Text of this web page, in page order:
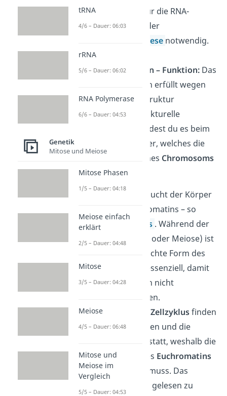
beispielsweise für die RNA-
Polymerase bei der
Proteinbiosynthese notwendig.
Heterochromatin – Funktion: Das
Heterochromatin erfüllt wegen
seiner starren Struktur
größtenteils strukturelle
Aufgaben. So findest du es beim
Centromer wieder, welches die
eines Chromosoms
zusammenhält.
Je nach Situation braucht der Körper
beide Arten des Chromatins – so
auch beim
Zellzyklus . Während der
Kernteilung (Mitose oder Meiose) ist
die kompakte und dichte Form des
Heterochromatins
essenziell, damit
die DNA-Stränge sich nicht
ineinander verstricken.
In derG1-Phase des Zellzyklusfinden
Reparaturmaßnahmen und die
Proteinbiosynthese statt, weshalb die
DNA dort in Form des Euchromatins
gut zugänglich sein muss. Das
ermöglicht der DNA, gelesen zu
tRNA
4/6 – Dauer: 06:03
rRNA
5/6 – Dauer: 06:02
RNA Polymerase
6/6 – Dauer: 04:53
Genetik
Mitose und Meiose
Mitose Phasen
1/5 – Dauer: 04:18
Meiose einfach
erklärt
2/5 – Dauer: 04:48
Mitose
3/5 – Dauer: 04:28
Meiose
4/5 – Dauer: 06:48
Mitose und
Meiose im
Vergleich
5/5 – Dauer: 04:53